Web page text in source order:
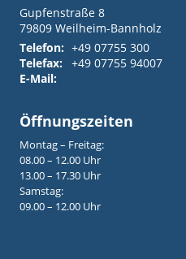
Gupfenstraße 8
79809 Weilheim-Bannholz
Telefon: +49 07755 300
Telefax: +49 07755 94007
E-Mail:
Öffnungszeiten
Montag – Freitag:
08.00 – 12.00 Uhr
13.00 – 17.30 Uhr
Samstag:
09.00 – 12.00 Uhr